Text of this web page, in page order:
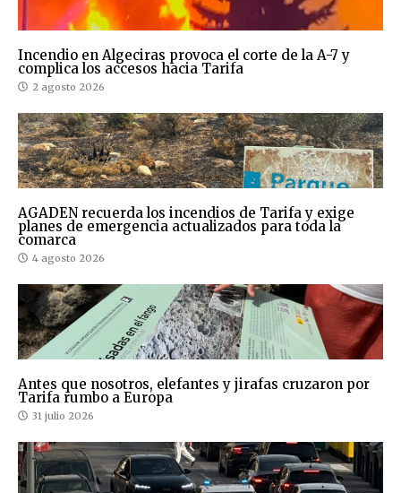
Incendio en Algeciras provoca el corte de la A-7 y
complica los accesos hacia Tarifa
2 agosto 2026
AGADEN recuerda los incendios de Tarifa y exige
planes de emergencia actualizados para toda la
comarca
4 agosto 2026
Antes que nosotros, elefantes y jirafas cruzaron por
Tarifa rumbo a Europa
31 julio 2026